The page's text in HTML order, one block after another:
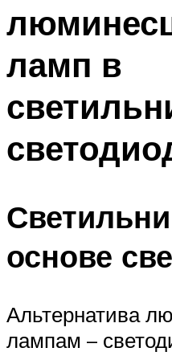
Меню
ламп в
основе
Альтернатива
лампам –